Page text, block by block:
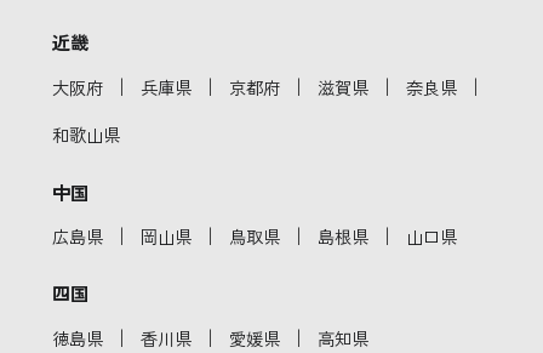
近畿
大阪府 ｜ 兵庫県 ｜ 京都府 ｜ 滋賀県 ｜ 奈良県 ｜
和歌山県
中国
広島県 ｜ 岡山県 ｜ 鳥取県 ｜ 島根県 ｜ 山口県
四国
徳島県 ｜ 香川県 ｜ 愛媛県 ｜ 高知県